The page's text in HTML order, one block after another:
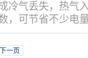
冷气丢失，热气
，可节省不少电
下一页